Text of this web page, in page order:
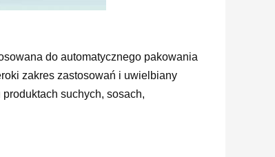
do automatycznego pakowania
zakres zastosowań i uwielbiany
suchych, sosach,